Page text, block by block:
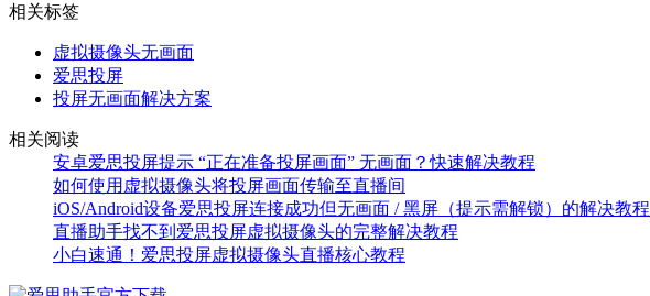
相关标签
虚拟摄像头无画面
爱思投屏
投屏无画面解决方案
相关阅读
安卓爱思投屏提示 “正在准备投屏画面” 无画面？快速解决教程
如何使用虚拟摄像头将投屏画面传输至直播间
iOS/Android设备爱思投屏连接成功但无画面 / 黑屏（提示需解锁）的解决教程
直播助手找不到爱思投屏虚拟摄像头的完整解决教程
小白速通！爱思投屏虚拟摄像头直播核心教程